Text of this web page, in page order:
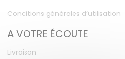
Conditions générales d’utilisation
A VOTRE ÉCOUTE
Livraison